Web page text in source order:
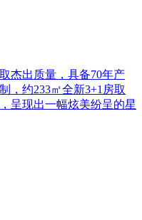
杰出质量，具备70年产
，约233㎡全新3+1房取
呈现出一幅炫美纷呈的星